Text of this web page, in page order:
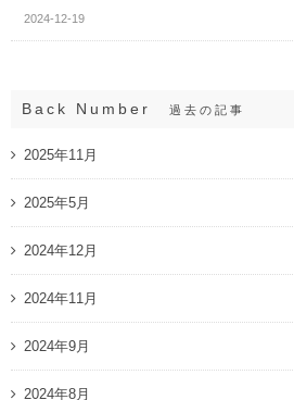
2024-12-19
Back Number 過去の記事
2025年11月
2025年5月
2024年12月
2024年11月
2024年9月
2024年8月